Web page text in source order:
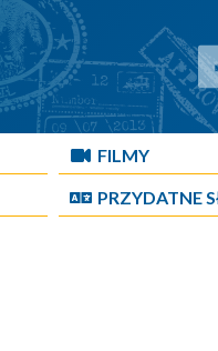
FILMY
PRZYDATNE